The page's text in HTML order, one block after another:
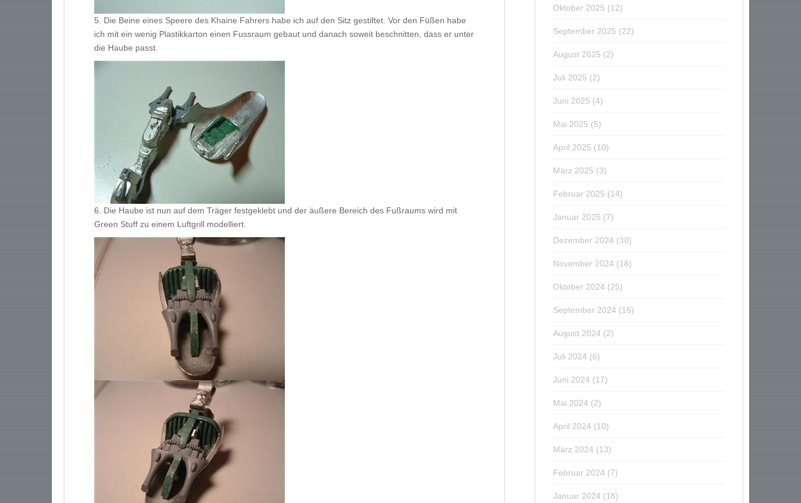
5. Die Beine eines Speere des Khaine Fahrers habe ich auf den Sitz gestiftet. Vor den Füßen habe
ich mit ein wenig Plastikkarton einen Fussraum gebaut und danach soweit beschnitten, dass er unter
die Haube passt.
6. Die Haube ist nun auf dem Träger festgeklebt und der äußere Bereich des Fußraums wird mit
Green Stuff zu einem Luftgrill modelliert.
Oktober 2025 (12)
September 2025 (22)
August 2025 (2)
Juli 2025 (2)
Juni 2025 (4)
Mai 2025 (5)
April 2025 (10)
März 2025 (3)
Februar 2025 (14)
Januar 2025 (7)
Dezember 2024 (30)
November 2024 (18)
Oktober 2024 (25)
September 2024 (16)
August 2024 (2)
Juli 2024 (6)
Juni 2024 (17)
Mai 2024 (2)
April 2024 (10)
März 2024 (13)
Februar 2024 (7)
Januar 2024 (18)